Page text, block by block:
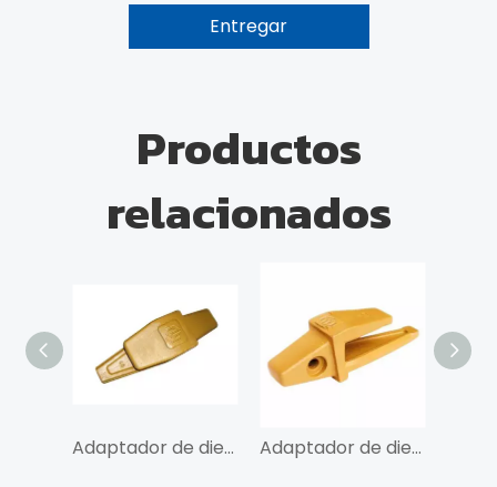
Entregar
Productos
relacionados
Adaptador de dientes de cucharón QY SK350-50 para SK350/CAT325 Adaptador de dientes de cucharón QY SK200-40 para SK200